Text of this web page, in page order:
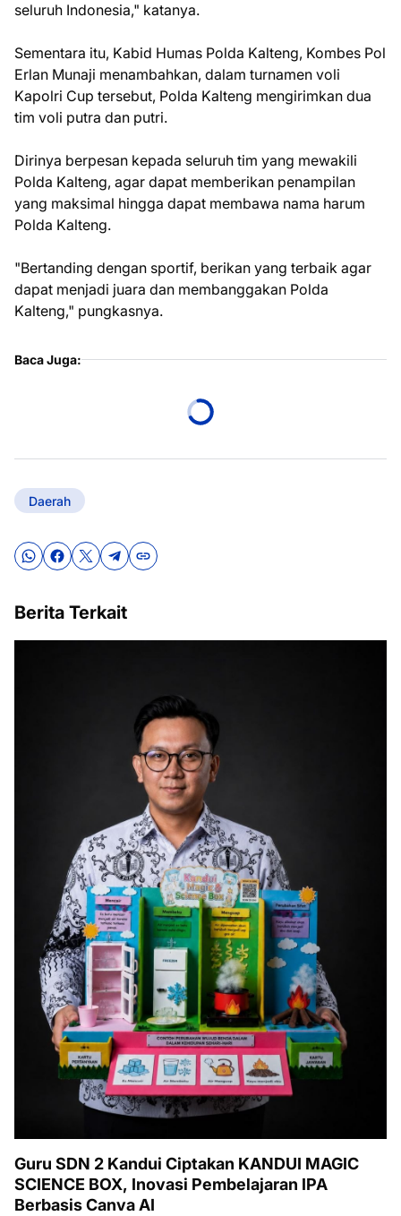
seluruh Indonesia," katanya.
Sementara itu, Kabid Humas Polda Kalteng, Kombes Pol
Erlan Munaji menambahkan, dalam turnamen voli
Kapolri Cup tersebut, Polda Kalteng mengirimkan dua
tim voli putra dan putri.
Dirinya berpesan kepada seluruh tim yang mewakili
Polda Kalteng, agar dapat memberikan penampilan
yang maksimal hingga dapat membawa nama harum
Polda Kalteng.
"Bertanding dengan sportif, berikan yang terbaik agar
dapat menjadi juara dan membanggakan Polda
Kalteng," pungkasnya.
Baca Juga:
Daerah
Berita Terkait
Guru SDN 2 Kandui Ciptakan KANDUI MAGIC
SCIENCE BOX, Inovasi Pembelajaran IPA
Berbasis Canva AI